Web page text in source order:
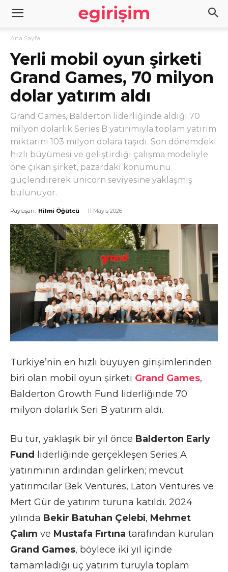
Ana Sayfa
Yerli mobil oyun şirketi
Grand Games, 70 milyon
dolar yatırım aldı
Grand Games, Balderton liderliğinde aldığı 70
milyon dolarlık Series B yatırımıyla toplam yatırım
miktarını 103 milyon dolara taşıdı. Son dönemdeki
hızlı büyümesi ve geliştirdiği çalışma modeliyle
öne çıkan şirket, pazardaki konumunu
güçlendirerek unicorn seviyesine yaklaşmış
bulunuyor.
Paylaşan: Hilmi Öğütcü - 11 Mayıs 2026
Türkiye’nin en hızlı büyüyen girişimlerinden
biri olan mobil oyun şirketi Grand Games,
Balderton Growth Fund liderliğinde 70
milyon dolarlık Seri B yatırım aldı.
Bu tur, yaklaşık bir yıl önce Balderton Early
Fund
liderliğinde gerçekleşen Series A
yatırımının ardından gelirken; mevcut
yatırımcılar Bek Ventures, Laton Ventures ve
Mert Gür de yatırım turuna katıldı. 2024
yılında Bekir Batuhan Çelebi, Mehmet
Çalım ve Mustafa Fırtına tarafından kurulan
Grand Games, böylece iki yıl içinde
tamamladığı üç yatırım turuyla toplam